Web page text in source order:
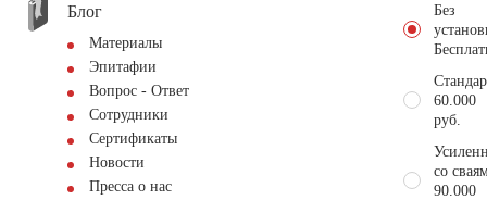
Блог
Материалы
Эпитафии
Вопрос - Ответ
Сотрудники
Сертификаты
Новости
Пресса о нас
Без
60.000
руб.
со
90.000